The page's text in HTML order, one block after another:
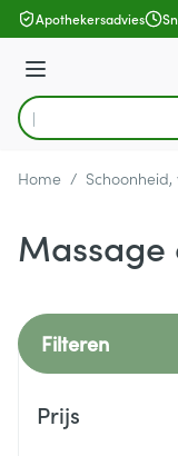
Ga naar de inhoud
Apothekersadvies
Menu
Product, merk,
Home /
Massage
Filteren
Prijs